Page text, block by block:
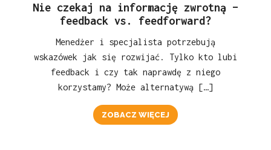
Nie czekaj na informację zwrotną –
feedback vs. feedforward?
Menedżer i specjalista potrzebują
wskazówek jak się rozwijać. Tylko kto lubi
feedback i czy tak naprawdę z niego
korzystamy? Może alternatywą […]
ZOBACZ WIĘCEJ